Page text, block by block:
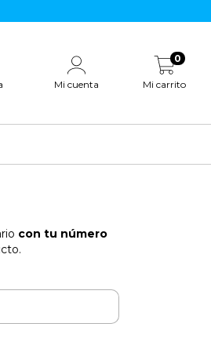
Mi cuenta Mi carrito
0
con tu número